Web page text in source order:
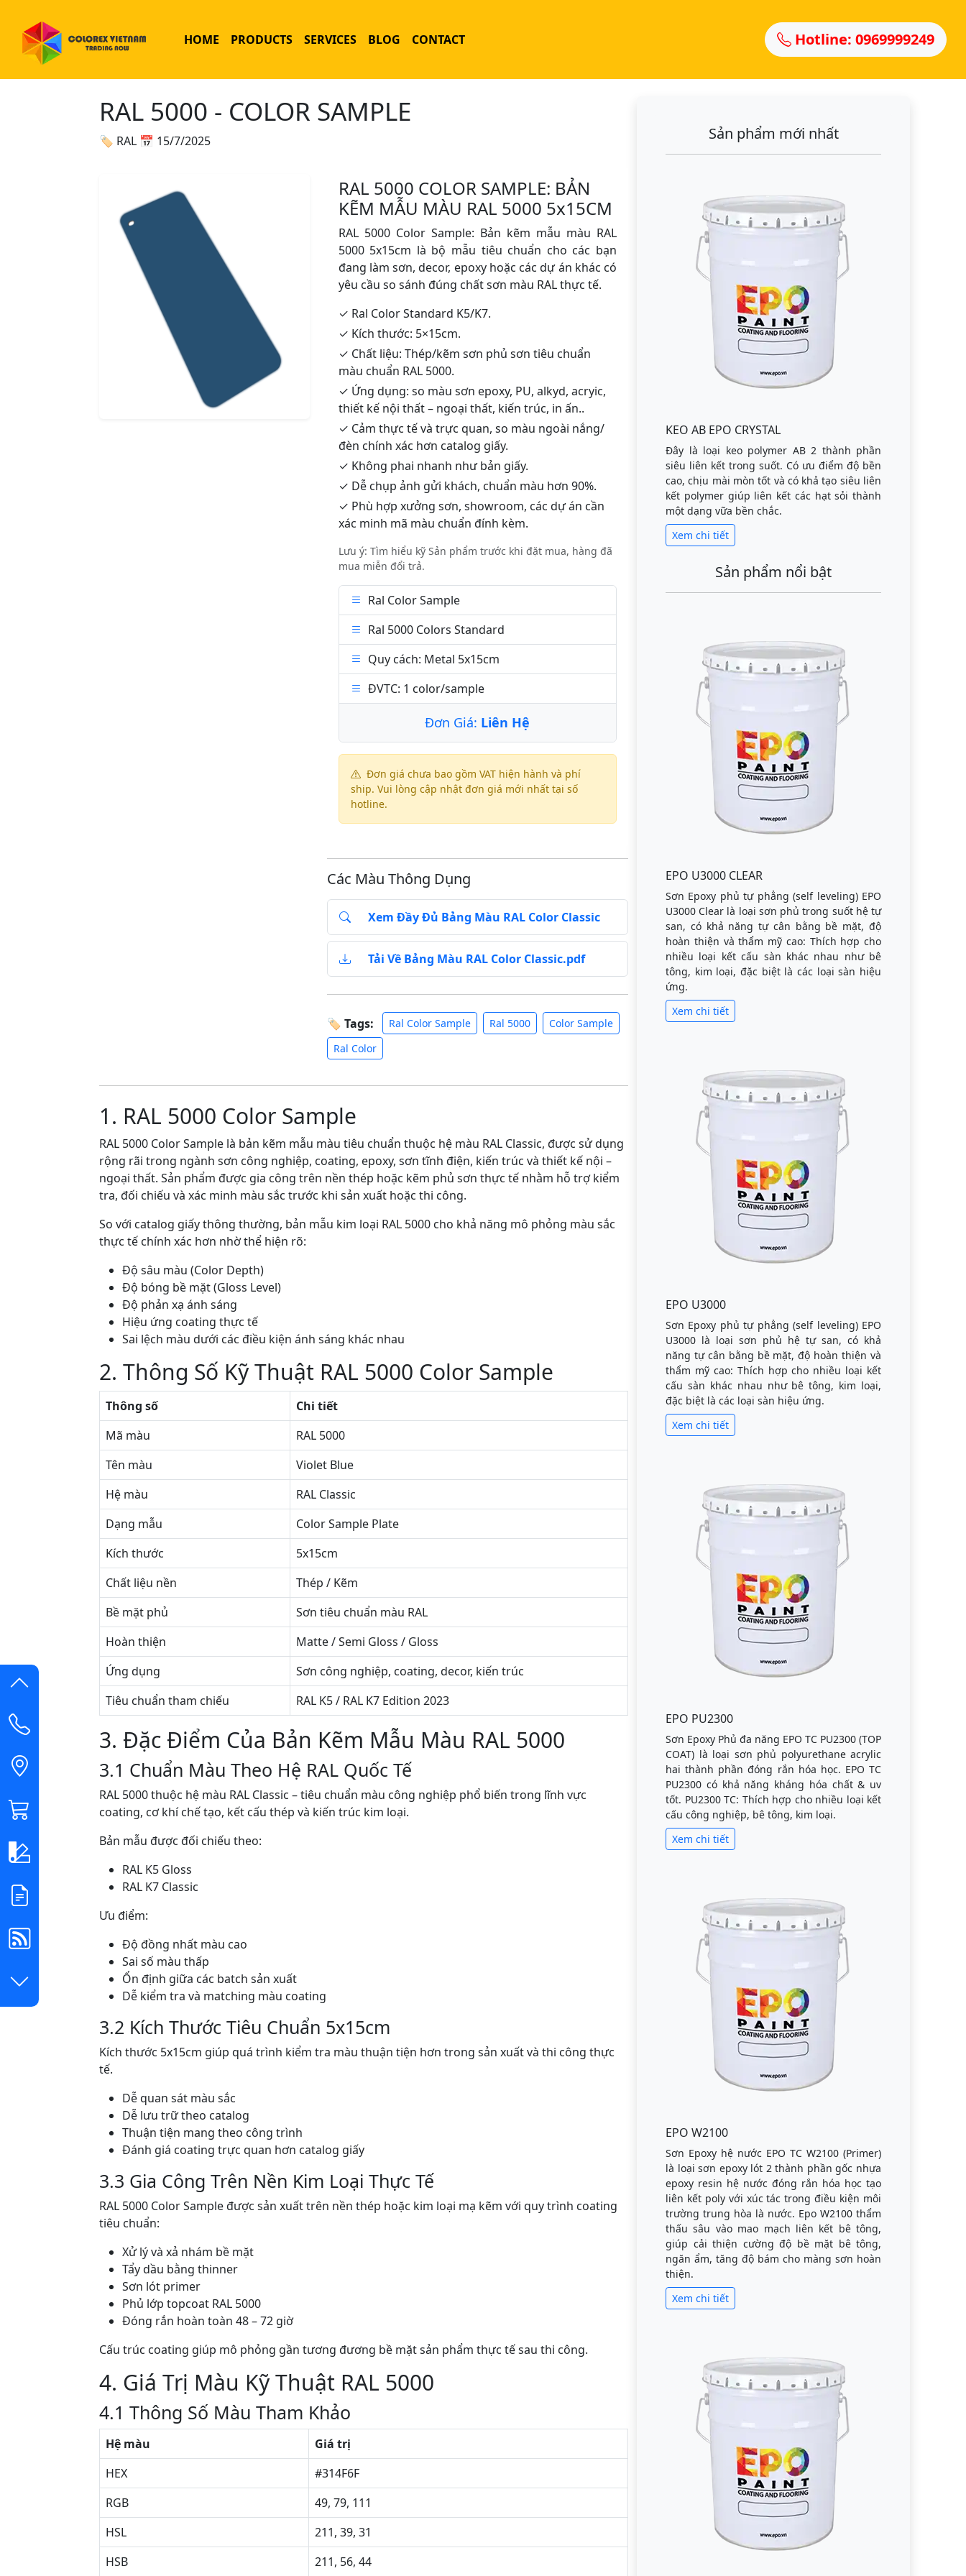
HOME PRODUCTS SERVICES BLOG CONTACT Hotline: 0969999249
RAL 5000 - COLOR SAMPLE
🏷 RAL 📅 15/7/2025
RAL 5000 COLOR SAMPLE: BẢN
KẼM MẪU MÀU RAL 5000 5x15CM
RAL 5000 Color Sample: Bản kẽm mẫu màu RAL
5000 5x15cm là bộ mẫu tiêu chuẩn cho các bạn
đang làm sơn, decor, epoxy hoặc các dự án khác có
yêu cầu so sánh đúng chất sơn màu RAL thực tế.
✓ Ral Color Standard K5/K7.
✓ Kích thước: 5×15cm.
✓ Chất liệu: Thép/kẽm sơn phủ sơn tiêu chuẩn
màu chuẩn RAL 5000.
✓ Ứng dụng: so màu sơn epoxy, PU, alkyd, acryic,
thiết kế nội thất – ngoại thất, kiến trúc, in ấn..
✓ Cảm thực tế và trực quan, so màu ngoài nắng/
đèn chính xác hơn catalog giấy.
✓ Không phai nhanh như bản giấy.
✓ Dễ chụp ảnh gửi khách, chuẩn màu hơn 90%.
✓ Phù hợp xưởng sơn, showroom, các dự án cần
xác minh mã màu chuẩn đính kèm.
Lưu ý: Tìm hiểu kỹ Sản phẩm trước khi đặt mua, hàng đã
mua miễn đổi trả.
Ral Color Sample
Ral 5000 Colors Standard
Quy cách: Metal 5x15cm
ĐVTC: 1 color/sample
Đơn Giá: Liên Hệ
Đơn giá chưa bao gồm VAT hiện hành và phí
ship. Vui lòng cập nhật đơn giá mới nhất tại số
hotline.
Các Màu Thông Dụng
Xem Đầy Đủ Bảng Màu RAL Color Classic
Tải Về Bảng Màu RAL Color Classic.pdf
🏷 Tags: Ral Color Sample Ral 5000
Color Sample
Ral Color
1. RAL 5000 Color Sample
RAL 5000 Color Sample là bản kẽm mẫu màu tiêu chuẩn thuộc hệ màu RAL Classic, được sử dụng
rộng rãi trong ngành sơn công nghiệp, coating, epoxy, sơn tĩnh điện, kiến trúc và thiết kế nội –
ngoại thất. Sản phẩm được gia công trên nền thép hoặc kẽm phủ sơn thực tế nhằm hỗ trợ kiểm
tra, đối chiếu và xác minh màu sắc trước khi sản xuất hoặc thi công.
So với catalog giấy thông thường, bản mẫu kim loại RAL 5000 cho khả năng mô phỏng màu sắc
thực tế chính xác hơn nhờ thể hiện rõ:
Độ sâu màu (Color Depth)
Độ bóng bề mặt (Gloss Level)
Độ phản xạ ánh sáng
Hiệu ứng coating thực tế
Sai lệch màu dưới các điều kiện ánh sáng khác nhau
2. Thông Số Kỹ Thuật RAL 5000 Color Sample
Thông số
Chi tiết
Mã màu
RAL 5000
Tên màu
Violet Blue
Hệ màu
RAL Classic
Dạng mẫu
Color Sample Plate
Kích thước
5x15cm
Chất liệu nền
Thép / Kẽm
Bề mặt phủ
Sơn tiêu chuẩn màu RAL
Hoàn thiện
Matte / Semi Gloss / Gloss
Ứng dụng
Sơn công nghiệp, coating, decor, kiến trúc
Tiêu chuẩn tham chiếu
RAL K5 / RAL K7 Edition 2023
3. Đặc Điểm Của Bản Kẽm Mẫu Màu RAL 5000
3.1 Chuẩn Màu Theo Hệ RAL Quốc Tế
RAL 5000 thuộc hệ màu RAL Classic – tiêu chuẩn màu công nghiệp phổ biến trong lĩnh vực
coating, cơ khí chế tạo, kết cấu thép và kiến trúc kim loại.
Bản mẫu được đối chiếu theo:
RAL K5 Gloss
RAL K7 Classic
Ưu điểm:
Độ đồng nhất màu cao
Sai số màu thấp
Ổn định giữa các batch sản xuất
Dễ kiểm tra và matching màu coating
3.2 Kích Thước Tiêu Chuẩn 5x15cm
Kích thước 5x15cm giúp quá trình kiểm tra màu thuận tiện hơn trong sản xuất và thi công thực
tế.
Dễ quan sát màu sắc
Dễ lưu trữ theo catalog
Thuận tiện mang theo công trình
Đánh giá coating trực quan hơn catalog giấy
3.3 Gia Công Trên Nền Kim Loại Thực Tế
RAL 5000 Color Sample được sản xuất trên nền thép hoặc kim loại mạ kẽm với quy trình coating
tiêu chuẩn:
Xử lý và xả nhám bề mặt
Tẩy dầu bằng thinner
Sơn lót primer
Phủ lớp topcoat RAL 5000
Đóng rắn hoàn toàn 48 – 72 giờ
Cấu trúc coating giúp mô phỏng gần tương đương bề mặt sản phẩm thực tế sau thi công.
4. Giá Trị Màu Kỹ Thuật RAL 5000
4.1 Thông Số Màu Tham Khảo
Hệ màu
Giá trị
HEX
#314F6F
RGB
49, 79, 111
HSL
211, 39, 31
HSB
211, 56, 44
Sản phẩm mới nhất
KEO AB EPO CRYSTAL
Đây là loại keo polymer AB 2 thành phần
siêu liên kết trong suốt. Có ưu điểm độ bền
cao, chịu mài mòn tốt và có khả tạo siêu liên
kết polymer giúp liên kết các hạt sỏi thành
một dạng vữa bền chắc.
Xem chi tiết
Sản phẩm nổi bật
EPO U3000 CLEAR
Sơn Epoxy phủ tự phẳng (self leveling) EPO
U3000 Clear là loại sơn phủ trong suốt hệ tự
san, có khả năng tự cân bằng bề mặt, độ
hoàn thiện và thẩm mỹ cao: Thích hợp cho
nhiều loại kết cấu sàn khác nhau như bê
tông, kim loại, đặc biệt là các loại sàn hiệu
ứng.
Xem chi tiết
EPO U3000
Sơn Epoxy phủ tự phẳng (self leveling) EPO
U3000 là loại sơn phủ hệ tự san, có khả
năng tự cân bằng bề mặt, độ hoàn thiện và
thẩm mỹ cao: Thích hợp cho nhiều loại kết
cấu sàn khác nhau như bê tông, kim loại,
đặc biệt là các loại sàn hiệu ứng.
Xem chi tiết
EPO PU2300
Sơn Epoxy Phủ đa năng EPO TC PU2300 (TOP
COAT) là loại sơn phủ polyurethane acrylic
hai thành phần đóng rắn hóa học. EPO TC
PU2300 có khả năng kháng hóa chất & uv
tốt. PU2300 TC: Thích hợp cho nhiều loại kết
cấu công nghiệp, bê tông, kim loại.
Xem chi tiết
EPO W2100
Sơn Epoxy hệ nước EPO TC W2100 (Primer)
là loại sơn epoxy lót 2 thành phần gốc nhựa
epoxy resin hệ nước đóng rắn hóa học tạo
liên kết poly với xúc tác trong điều kiện môi
trường trung hòa là nước. Epo W2100 thẩm
thấu sâu vào mao mạch liên kết bê tông,
giúp cải thiện cường độ bề mặt bê tông,
ngăn ẩm, tăng độ bám cho màng sơn hoàn
thiện.
Xem chi tiết